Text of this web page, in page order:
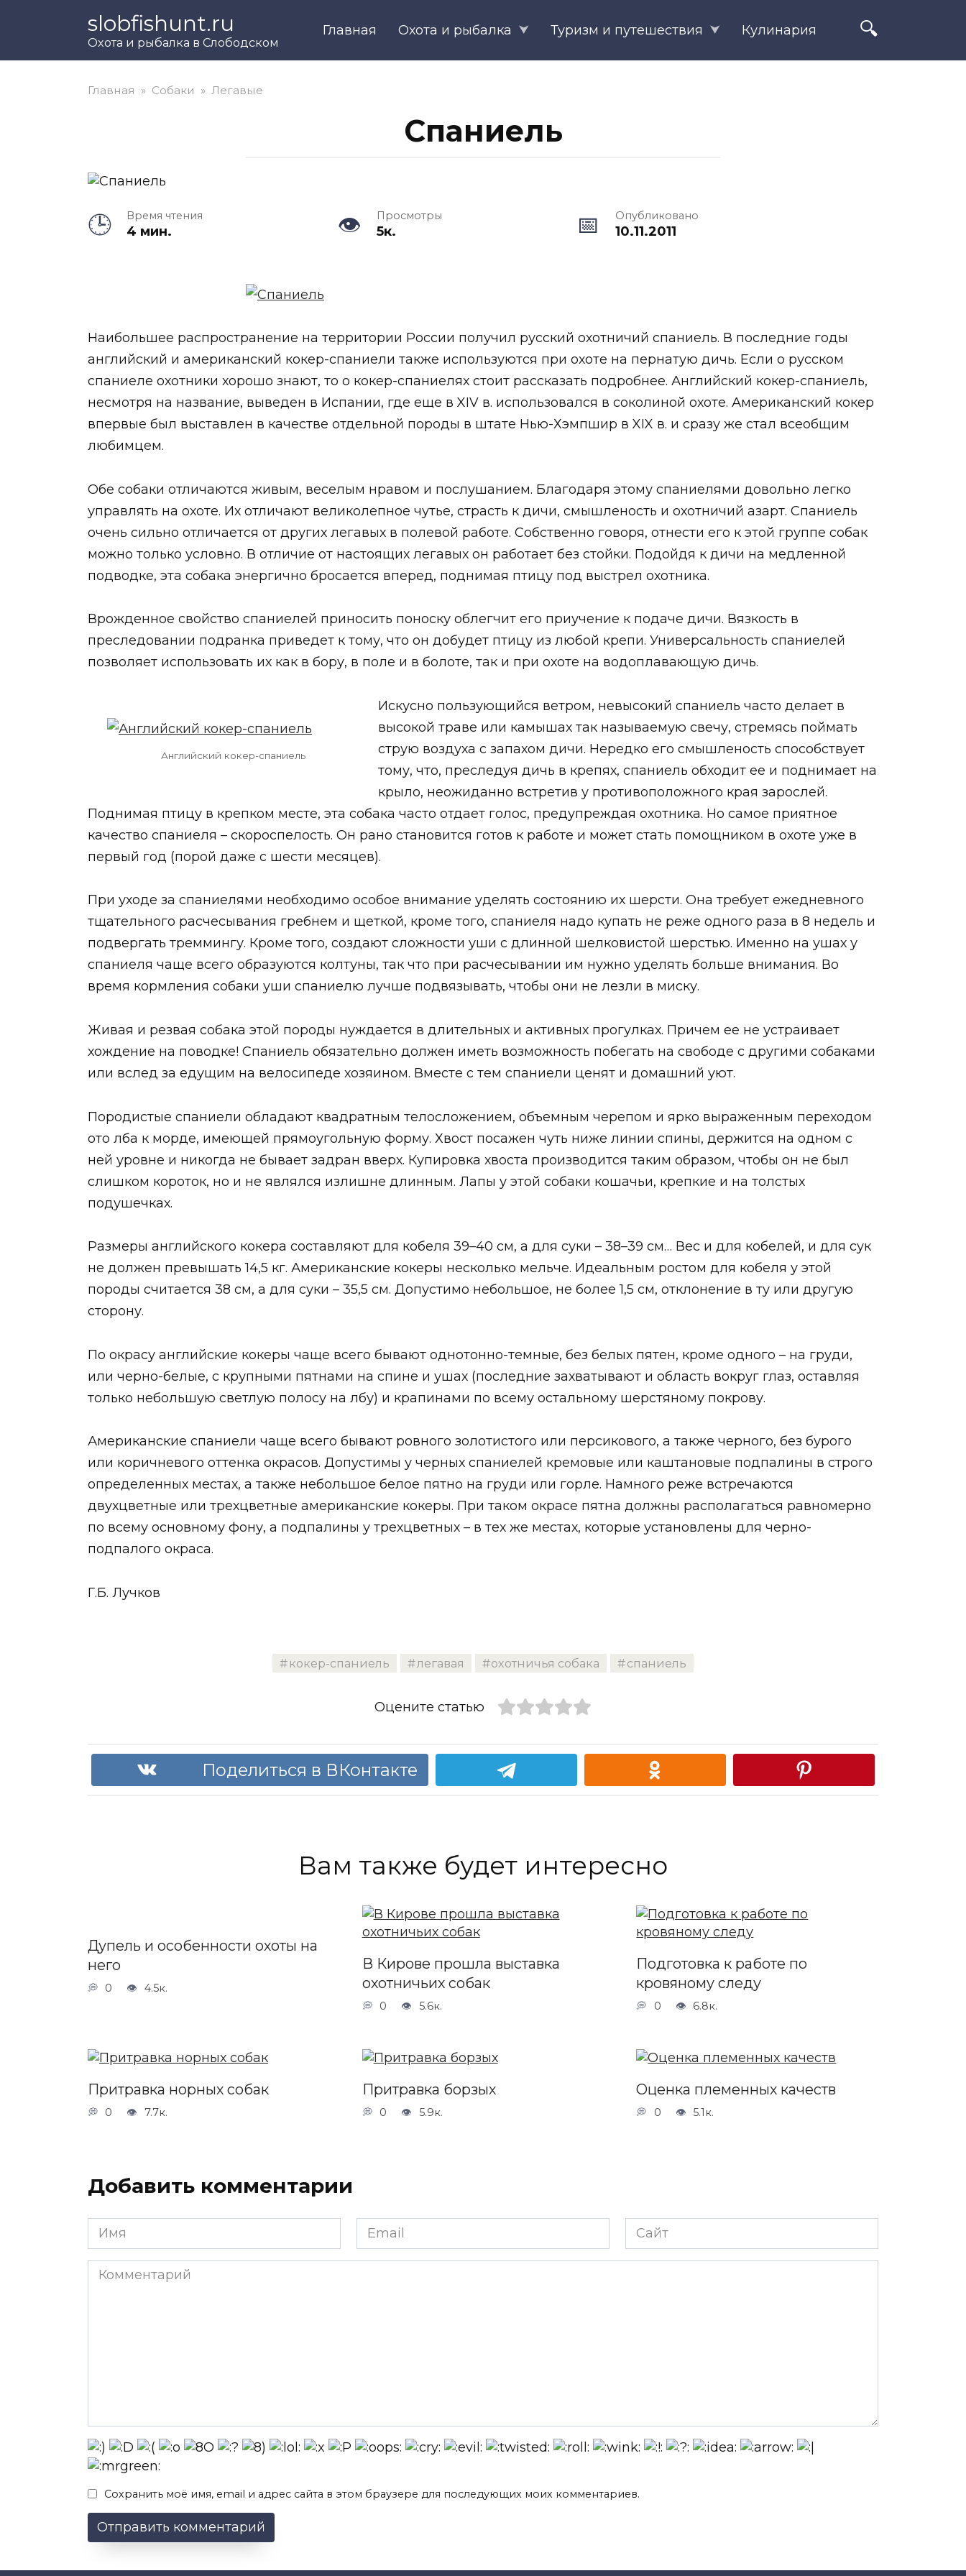
slobfishunt.ru
Охота и рыбалка в Слободском
Главная Охота и рыбалка Туризм и путешествия Кулинария
Главная » Собаки » Легавые
Спаниель
Время чтения
4 мин.
Просмотры
5к.
Опубликовано
10.11.2011
Наибольшее распространение на территории России получил русский охотничий спаниель. В последние годы
английский и американский кокер-спаниели также используются при охоте на пернатую дичь. Если о русском
спаниеле охотники хорошо знают, то о кокер-спаниелях стоит рассказать подробнее. Английский кокер-спаниель,
несмотря на название, выведен в Испании, где еще в XIV в. использовался в соколиной охоте. Американский кокер
впервые был выставлен в качестве отдельной породы в штате Нью-Хэмпшир в XIX в. и сразу же стал всеобщим
любимцем.
Обе собаки отличаются живым, веселым нравом и послушанием. Благодаря этому спаниелями довольно легко
управлять на охоте. Их отличают великолепное чутье, страсть к дичи, смышленость и охотничий азарт. Спаниель
очень сильно отличается от других легавых в полевой работе. Собственно говоря, отнести его к этой группе собак
можно только условно. В отличие от настоящих легавых он работает без стойки. Подойдя к дичи на медленной
подводке, эта собака энергично бросается вперед, поднимая птицу под выстрел охотника.
Врожденное свойство спаниелей приносить поноску облегчит его приучение к подаче дичи. Вязкость в
преследовании подранка приведет к тому, что он добудет птицу из любой крепи. Универсальность спаниелей
позволяет использовать их как в бору, в поле и в болоте, так и при охоте на водоплавающую дичь.
Английский кокер-спаниель
Искусно пользующийся ветром, невысокий спаниель часто делает в
высокой траве или камышах так называемую свечу, стремясь поймать
струю воздуха с запахом дичи. Нередко его смышленость способствует
тому, что, преследуя дичь в крепях, спаниель обходит ее и поднимает на
крыло, неожиданно встретив у противоположного края зарослей.
Поднимая птицу в крепком месте, эта собака часто отдает голос, предупреждая охотника. Но самое приятное
качество спаниеля – скороспелость. Он рано становится готов к работе и может стать помощником в охоте уже в
первый год (порой даже с шести месяцев).
При уходе за спаниелями необходимо особое внимание уделять состоянию их шерсти. Она требует ежедневного
тщательного расчесывания гребнем и щеткой, кроме того, спаниеля надо купать не реже одного раза в 8 недель и
подвергать треммингу. Кроме того, создают сложности уши с длинной шелковистой шерстью. Именно на ушах у
спаниеля чаще всего образуются колтуны, так что при расчесывании им нужно уделять больше внимания. Во
время кормления собаки уши спаниелю лучше подвязывать, чтобы они не лезли в миску.
Живая и резвая собака этой породы нуждается в длительных и активных прогулках. Причем ее не устраивает
хождение на поводке! Спаниель обязательно должен иметь возможность побегать на свободе с другими собаками
или вслед за едущим на велосипеде хозяином. Вместе с тем спаниели ценят и домашний уют.
Породистые спаниели обладают квадратным телосложением, объемным черепом и ярко выраженным переходом
ото лба к морде, имеющей прямоугольную форму. Хвост посажен чуть ниже линии спины, держится на одном с
ней уровне и никогда не бывает задран вверх. Купировка хвоста производится таким образом, чтобы он не был
слишком короток, но и не являлся излишне длинным. Лапы у этой собаки кошачьи, крепкие и на толстых
подушечках.
Размеры английского кокера составляют для кобеля 39–40 см, а для суки – 38–39 см… Вес и для кобелей, и для сук
не должен превышать 14,5 кг. Американские кокеры несколько мельче. Идеальным ростом для кобеля у этой
породы считается 38 см, а для суки – 35,5 см. Допустимо небольшое, не более 1,5 см, отклонение в ту или другую
сторону.
По окрасу английские кокеры чаще всего бывают однотонно-темные, без белых пятен, кроме одного – на груди,
или черно-белые, с крупными пятнами на спине и ушах (последние захватывают и область вокруг глаз, оставляя
только небольшую светлую полосу на лбу) и крапинами по всему остальному шерстяному покрову.
Американские спаниели чаще всего бывают ровного золотистого или персикового, а также черного, без бурого
или коричневого оттенка окрасов. Допустимы у черных спаниелей кремовые или каштановые подпалины в строго
определенных местах, а также небольшое белое пятно на груди или горле. Намного реже встречаются
двухцветные или трехцветные американские кокеры. При таком окрасе пятна должны располагаться равномерно
по всему основному фону, а подпалины у трехцветных – в тех же местах, которые установлены для черно-
подпалого окраса.
Г.Б. Лучков
кокер-спаниель легавая охотничья собака спаниель
Оцените статью
Поделиться в ВКонтакте
Вам также будет интересно
Дупель и особенности охоты на
него
0 4.5к.
В Кирове прошла выставка
охотничьих собак
0 5.6к.
Подготовка к работе по
кровяному следу
0 6.8к.
Притравка норных собак
0 7.7к.
Притравка борзых
0 5.9к.
Оценка племенных качеств
0 5.1к.
Добавить комментарии
Имя
Email
Сайт
Комментарий
Сохранить моё имя, email и адрес сайта в этом браузере для последующих моих комментариев.